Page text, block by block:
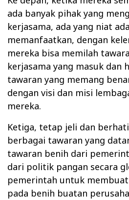
ada banyak pihak yang
kerjasama, ada yang niat
memanfaatkan, dengan
mereka bisa memilah
kerjasama yang masuk dan
tawaran yang memang
dengan visi dan misi
mereka.
Ketiga, tetap jeli dan
berbagai tawaran yang
tawaran benih dari
dari politik pangan secara
pemerintah untuk
pada benih buatan